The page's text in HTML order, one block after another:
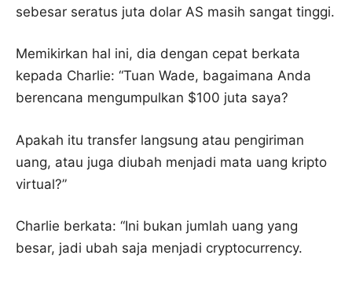
sebesar seratus juta dolar AS masih sangat tinggi.
Memikirkan hal ini, dia dengan cepat berkata
kepada Charlie: “Tuan Wade, bagaimana Anda
berencana mengumpulkan $100 juta saya?
Apakah itu transfer langsung atau pengiriman
uang, atau juga diubah menjadi mata uang kripto
virtual?”
Charlie berkata: “Ini bukan jumlah uang yang
besar, jadi ubah saja menjadi cryptocurrency.